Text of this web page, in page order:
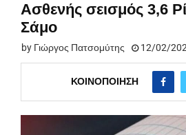
Ασθενής σεισμός 3,6
Σάμο
by Γιώργος Πατσομύτης 12/02/
ΚΟΙΝΟΠΟΊΗΣΗ